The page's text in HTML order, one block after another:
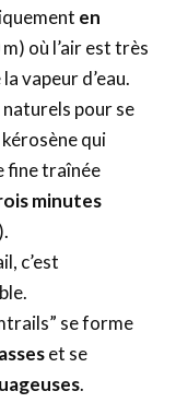
en
où l’air est très
vapeur d’eau.
naturels pour se
qui
fine traînée
minutes
c’est
se forme
et se
.